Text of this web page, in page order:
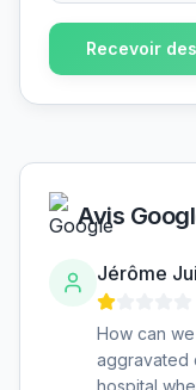
Recevoir
Avis
Jérôme
How can
aggravated
hospital